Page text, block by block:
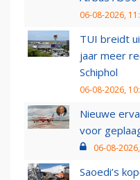
06-08-2026,
TUI breidt
jaar meer
Schiphol
06-08-2026,
Nieuwe
voor
06-08-
Saoedi’s